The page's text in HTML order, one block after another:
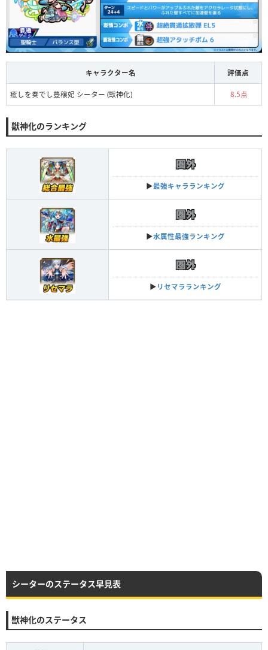
キャラクター名 評価点
癒しを奏でし豊穣妃 シーター (獣神化) 8.5点
獣神化のランキング
▶︎最強キャラランキング
▶︎水属性最強ランキング
▶︎ リセマラランキング
シーターのステータス早見表
獣神化のステータス